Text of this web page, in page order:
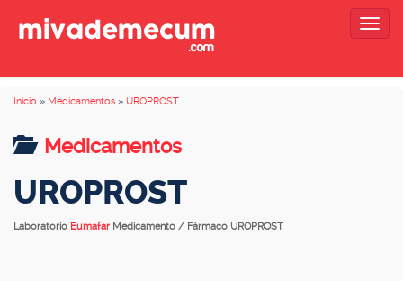
Inicio » Medicamentos » UROPROST
Medicamentos
UROPROST
Laboratorio Eumafar Medicamento / Fármaco UROPROST